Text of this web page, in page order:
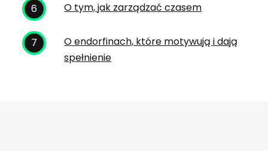
O tym, jak zarządzać czasem
O endorfinach, które motywują i dają
spełnienie